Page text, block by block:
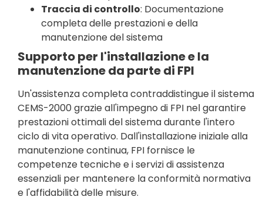
Traccia di controllo: Documentazione
completa delle prestazioni e della
manutenzione del sistema
Supporto per l'installazione e la
manutenzione da parte di FPI
Un'assistenza completa contraddistingue il sistema
CEMS-2000 grazie all'impegno di FPI nel garantire
prestazioni ottimali del sistema durante l'intero
ciclo di vita operativo. Dall'installazione iniziale alla
manutenzione continua, FPI fornisce le
competenze tecniche e i servizi di assistenza
essenziali per mantenere la conformità normativa
e l'affidabilità delle misure.